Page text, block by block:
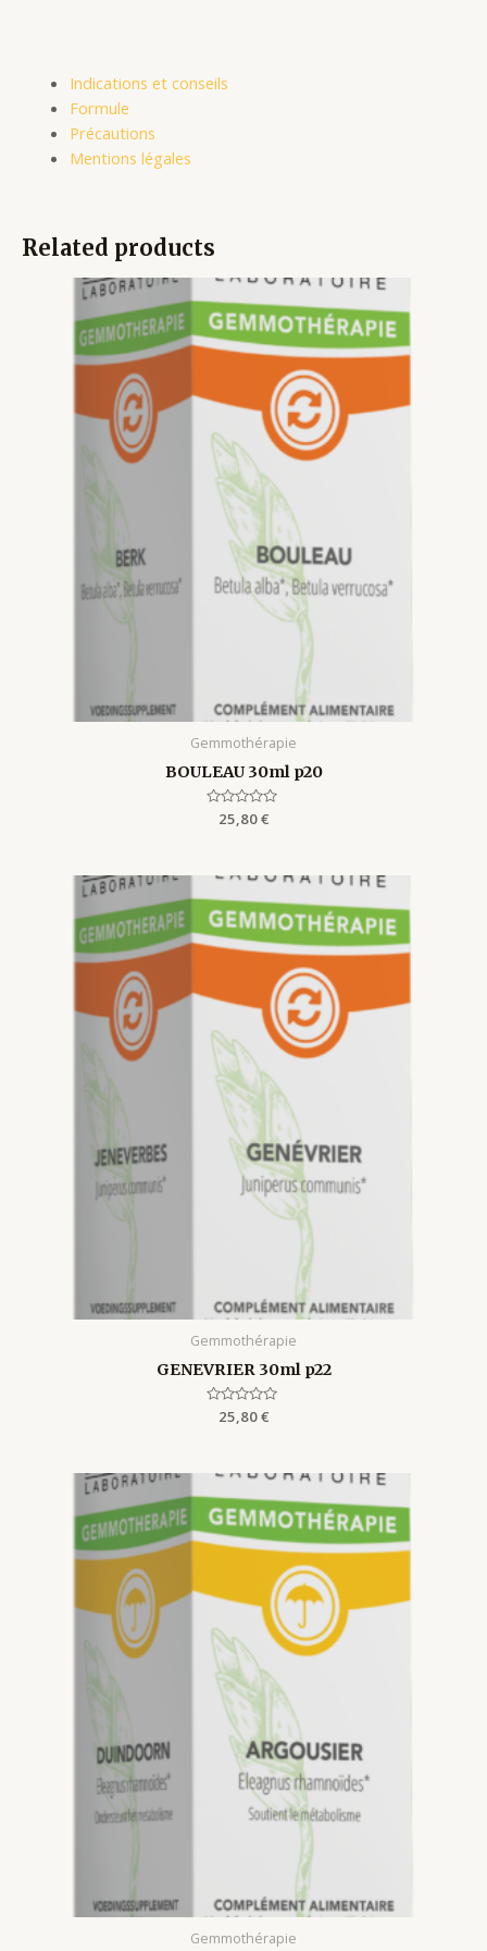
Indications et conseils
Formule
Précautions
Mentions légales
Related products
Gemmothérapie
BOULEAU 30ml p20
Rated
25,80€
Gemmothérapie
GENEVRIER 30ml p22
Rated
25,80€
Gemmothérapie